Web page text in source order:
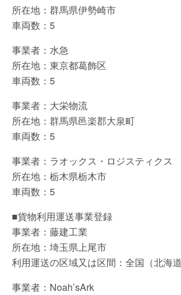
所在地：群馬県伊勢崎市
車両数：5
事業者：水急
所在地：東京都葛飾区
車両数：5
事業者：大栄物流
所在地：群馬県邑楽郡大泉町
車両数：5
事業者：ラオックス・ロジスティクス
所在地：栃木県栃木市
車両数：5
■貨物利用運送事業登録
事業者：藤建工業
所在地：埼玉県上尾市
利用運送の区域又は区間：全国（北海
事業者：Noah’sArk